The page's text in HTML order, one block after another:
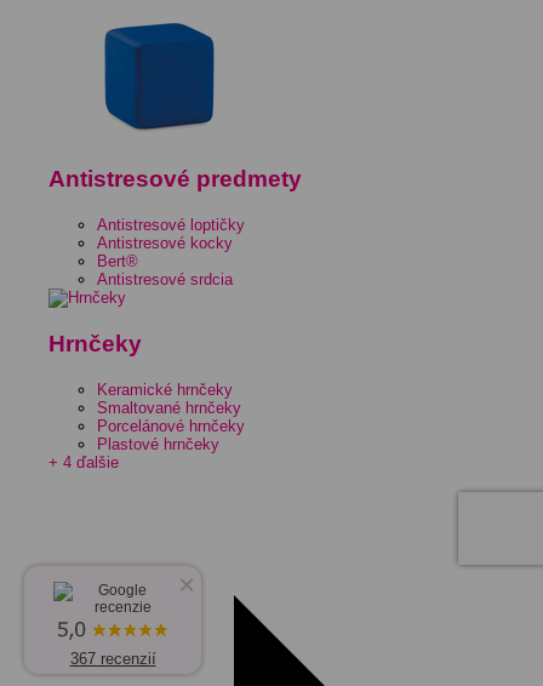
Antistresové predmety
Antistresové loptičky
Antistresové kocky
Bert®
Antistresové srdcia
Hrnčeky
Keramické hrnčeky
Smaltované hrnčeky
Porcelánové hrnčeky
Plastové hrnčeky
+ 4 ďalšie
×
367 recenzií